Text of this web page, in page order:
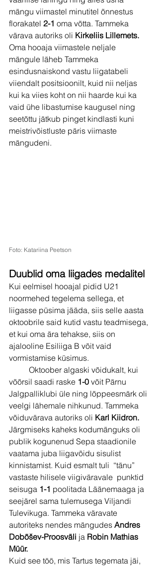
mängu viimastel minutitel õnnestus
florakatel 2-1 oma võtta. Tammeka
värava autoriks oli Kirkeliis Lillemets.
Oma hooaja viimastele neljale
mängule läheb Tammeka
esindusnaiskond vastu liigatabeli
viiendalt positsioonilt, kuid nii neljas
kui ka viies koht on nii haarde kui ka
vaid ühe libastumise kaugusel ning
seetõttu jätkub pinget kindlasti kuni
meistrivõistluste päris viimaste
mängudeni.
Foto: Katariina Peetson
Duublid oma liigades medalitel
Kui eelmisel hooajal pidid U21
noormehed tegelema sellega, et
liigasse püsima jääda, siis selle aasta
oktoobrile said kutid vastu teadmisega,
et kui oma ära tehakse, siis on
ajalooline Esiliiga B võit vaid
vormistamise küsimus.
Oktoober algaski võidukalt, kui
võõrsil saadi raske 1-0 võit Pärnu
Jalgpalliklubi üle ning lõppeesmärk oli
veelgi lähemale nihkunud. Tammeka
võiduvärava autoriks oli Karl Kiidron.
Järgmiseks kaheks kodumänguks oli
publik kogunenud Sepa staadionile
vaatama juba liigavõidu sisulist
kinnistamist. Kuid esmalt tuli  “tänu”
vastaste hilisele viigiväravale  punktid
seisuga 1-1 poolitada Läänemaaga ja
seejärel sama tulemusega Viljandi
Tulevikuga. Tammeka väravate
autoriteks nendes mängudes Andres
Dobõšev-Proosväli ja Robin Mathias
Müür.
Kuid see töö, mis Tartus tegemata jäi,